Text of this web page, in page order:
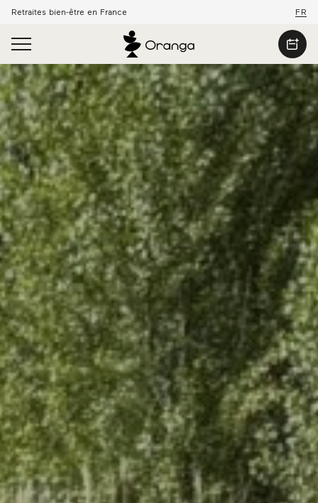
Retraites bien-être en France FR